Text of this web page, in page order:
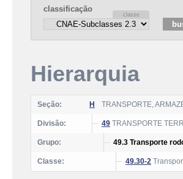
classificação
Hierarquia
Seção: H TRANSPORTE,
Divisão: 49 TRANSPORTE
Grupo: 49.3 Transporte
Classe: 49.30-2